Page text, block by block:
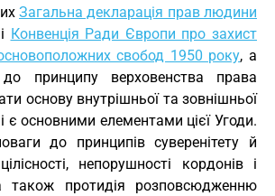
Загальна декларація прав людини
і Конвенція Ради Європи про захист
свобод 1950 року, а
принципу верховенства права
основу внутрішньої та зовнішньої
є основними елементами цієї Угоди.
до принципів суверенітету й
непорушності кордонів і
також протидія розповсюдженню